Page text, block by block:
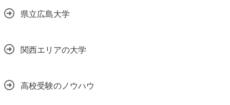
県立広島大学
関西エリアの大学
高校受験のノウハウ